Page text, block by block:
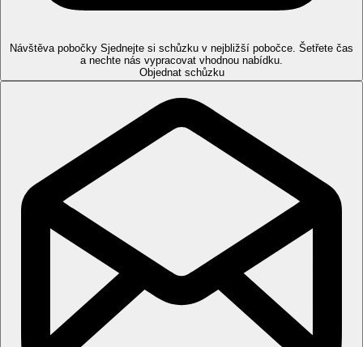
klienty.
https://louispaphosbreeze.com
Oficiální kategorie
4 hvězdičky
Další příletová letiště
Letiště Paphos je vzdáleno 21 km od hotelu.
Vzdálenosti
Vzdálenost od nejbližšího letiště
5 km
Centrum města
Návštěva pobočky Sjednejte si schůzku v nejbližší pobočce. Šetřete čas
a nechte nás vypracovat vhodnou nabídku.
Objednat schůzku